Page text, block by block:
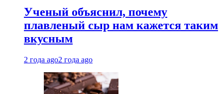
Ученый объяснил, почему
плавленый сыр нам кажется таким
вкусным
2 года ago2 года ago